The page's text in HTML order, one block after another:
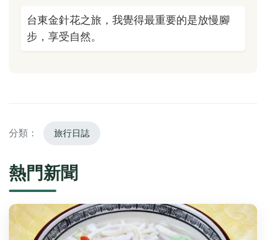
台東金針花之旅，我覺得最重要的是放慢腳
步，享受自然。
分類： 旅行日誌
熱門新聞